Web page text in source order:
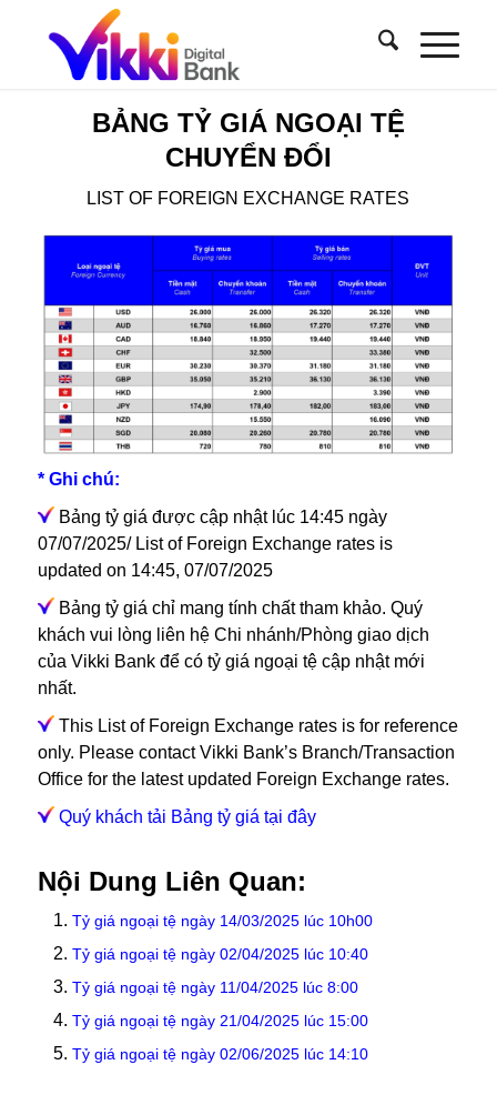
BẢNG TỶ GIÁ NGOẠI TỆ
CHUYỂN ĐỔI
LIST OF FOREIGN EXCHANGE RATES
* Ghi chú:
Bảng tỷ giá được cập nhật lúc 14:45 ngày
07/07/2025/ List of Foreign Exchange rates is
updated on 14:45, 07/07/2025
Bảng tỷ giá chỉ mang tính chất tham khảo. Quý
khách vui lòng liên hệ Chi nhánh/Phòng giao dịch
của Vikki Bank để có tỷ giá ngoại tệ cập nhật mới
nhất.
This List of Foreign Exchange rates is for reference
only. Please contact Vikki Bank’s Branch/Transaction
Office for the latest updated Foreign Exchange rates.
Quý khách tải Bảng tỷ giá tại đây
Nội Dung Liên Quan:
Tỷ giá ngoại tệ ngày 14/03/2025 lúc 10h00
Tỷ giá ngoại tệ ngày 02/04/2025 lúc 10:40
Tỷ giá ngoại tệ ngày 11/04/2025 lúc 8:00
Tỷ giá ngoại tệ ngày 21/04/2025 lúc 15:00
Tỷ giá ngoại tệ ngày 02/06/2025 lúc 14:10